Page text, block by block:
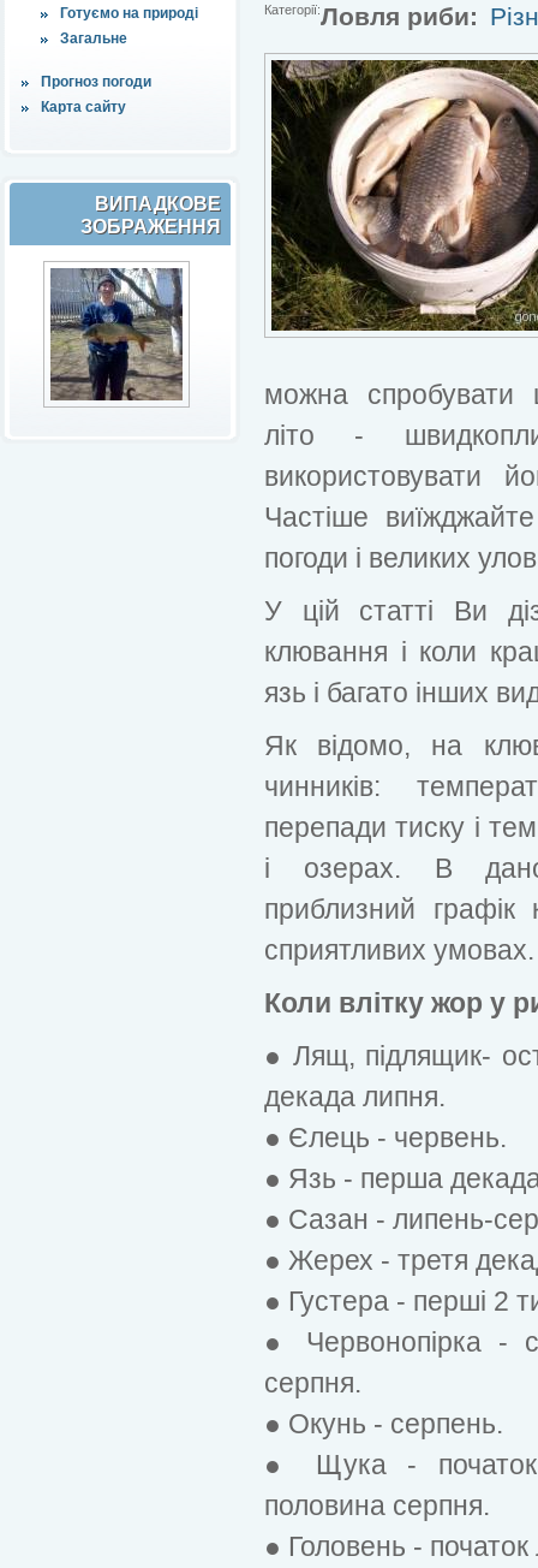
Готуємо на природі
Загальне
Прогноз погоди
Карта сайту
ВИПАДКОВЕ
ЗОБРАЖЕННЯ
Категорії:Ловля риби:
можна спробувати
літо -
використовувати
Частіше
погоди і великих
У цій статті Ви
клювання і коли
язь і багато інших
Як відомо, на
чинників:
перепади тиску і
і озерах. В
приблизний
сприятливих умовах.
Коли влітку жор у
● Лящ, підлящик-
декада липня.
● Єлець - червень.
● Язь - перша
● Сазан - липень-
● Жерех - третя
● Густера - перші 2
● Червонопірка -
серпня.
● Окунь - серпень.
● Щука - початок
половина серпня.
● Головень - початок